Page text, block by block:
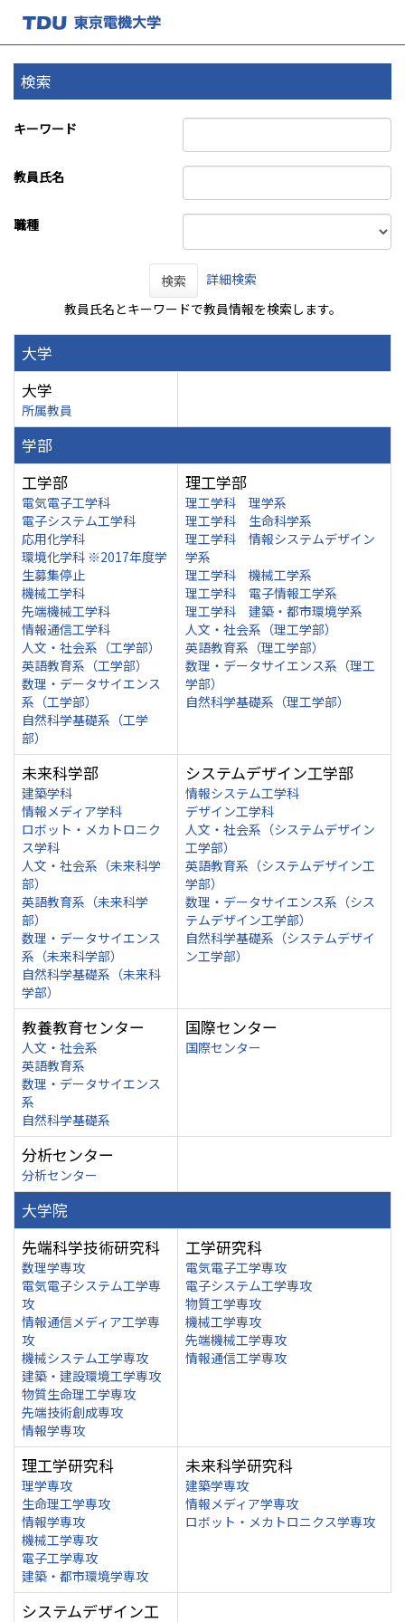
検索
キーワード
教員氏名
職種
検索
詳細検索
教員氏名とキーワードで教員情報を検索します。
大学
大学
所属教員
学部
工学部
電気電子工学科
電子システム工学科
応用化学科
環境化学科 ※2017年度学
生募集停止
機械工学科
先端機械工学科
情報通信工学科
人文・社会系（工学部）
英語教育系（工学部）
数理・データサイエンス
系（工学部）
自然科学基礎系（工学
部）
理工学部
理工学科 理学系
理工学科 生命科学系
理工学科 情報システムデザイン
学系
理工学科 機械工学系
理工学科 電子情報工学系
理工学科 建築・都市環境学系
人文・社会系（理工学部）
英語教育系（理工学部）
数理・データサイエンス系（理工
学部）
自然科学基礎系（理工学部）
未来科学部
建築学科
情報メディア学科
ロボット・メカトロニク
ス学科
人文・社会系（未来科学
部）
英語教育系（未来科学
部）
数理・データサイエンス
系（未来科学部）
自然科学基礎系（未来科
学部）
システムデザイン工学部
情報システム工学科
デザイン工学科
人文・社会系（システムデザイン
工学部）
英語教育系（システムデザイン工
学部）
数理・データサイエンス系（シス
テムデザイン工学部）
自然科学基礎系（システムデザイ
ン工学部）
教養教育センター
人文・社会系
英語教育系
数理・データサイエンス
系
自然科学基礎系
国際センター
国際センター
分析センター
分析センター
大学院
先端科学技術研究科
数理学専攻
電気電子システム工学専
攻
情報通信メディア工学専
攻
機械システム工学専攻
建築・建設環境工学専攻
物質生命理工学専攻
先端技術創成専攻
情報学専攻
工学研究科
電気電子工学専攻
電子システム工学専攻
物質工学専攻
機械工学専攻
先端機械工学専攻
情報通信工学専攻
理工学研究科
理学専攻
生命理工学専攻
情報学専攻
機械工学専攻
電子工学専攻
建築・都市環境学専攻
未来科学研究科
建築学専攻
情報メディア学専攻
ロボット・メカトロニクス学専攻
システムデザイン工